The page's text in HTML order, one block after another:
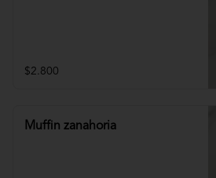
$2.800
Muffin zanahoria